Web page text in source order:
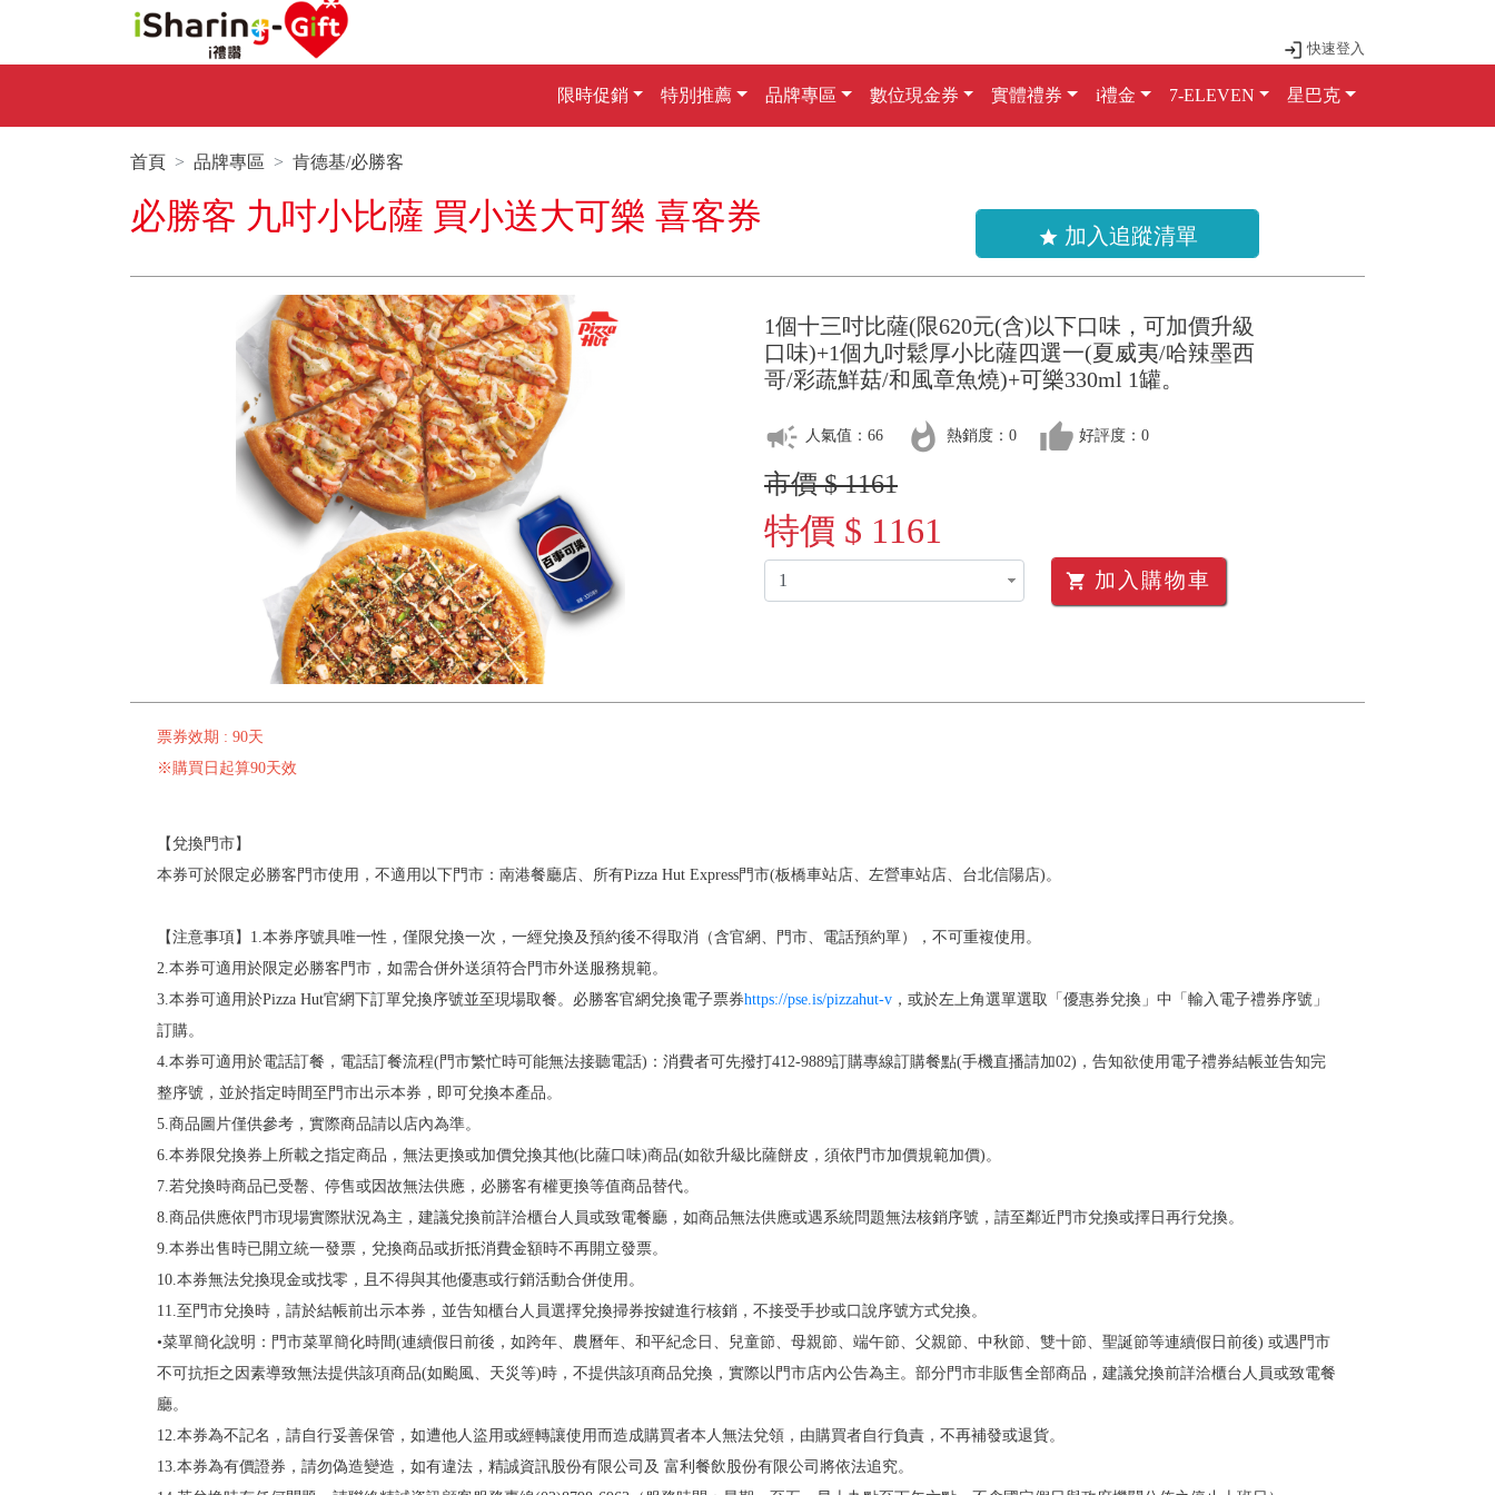
快速登入
限時促銷 特別推薦 品牌專區 數位現金券 實體禮券 i禮金 7-ELEVEN 星巴克
首頁 品牌專區 肯德基/必勝客
必勝客 九吋小比薩 買小送大可樂 喜客券
star 加入追蹤清單
1個十三吋比薩(限620元(含)以下口味，可加價升級
口味)+1個九吋鬆厚小比薩四選一(夏威夷/哈辣墨西
哥/彩蔬鮮菇/和風章魚燒)+可樂330ml 1罐。
campaign 人氣值：66 whatshot 熱銷度：0 thumb_up 好評度：0
市價 $ 1161
特價 $ 1161
shopping_cart 加入購物車
票券效期 : 90天
※購買日起算90天效
【兌換門市】
本券可於限定必勝客門市使用，不適用以下門市：南港餐廳店、所有Pizza Hut Express門市(板橋車站店、左營車站店、台北信陽店)。
【注意事項】1.本券序號具唯一性，僅限兌換一次，一經兌換及預約後不得取消（含官網、門市、電話預約單），不可重複使用。
2.本券可適用於限定必勝客門市，如需合併外送須符合門市外送服務規範。
3.本券可適用於Pizza Hut官網下訂單兌換序號並至現場取餐。必勝客官網兌換電子票券https://pse.is/pizzahut-v ，或於左上角選單選取「優惠券兌換」中「輸入電子禮券序號」
訂購。
4.本券可適用於電話訂餐，電話訂餐流程(門市繁忙時可能無法接聽電話)：消費者可先撥打412-9889訂購專線訂購餐點(手機直播請加02)，告知欲使用電子禮券結帳並告知完
整序號，並於指定時間至門市出示本券，即可兌換本產品。
5.商品圖片僅供參考，實際商品請以店內為準。
6.本券限兌換券上所載之指定商品，無法更換或加價兌換其他(比薩口味)商品(如欲升級比薩餅皮，須依門市加價規範加價)。
7.若兌換時商品已受罊、停售或因故無法供應，必勝客有權更換等值商品替代。
8.商品供應依門市現場實際狀況為主，建議兌換前詳洽櫃台人員或致電餐廳，如商品無法供應或遇系統問題無法核銷序號，請至鄰近門市兌換或擇日再行兌換。
9.本券出售時已開立統一發票，兌換商品或折抵消費金額時不再開立發票。
10.本券無法兌換現金或找零，且不得與其他優惠或行銷活動合併使用。
11.至門市兌換時，請於結帳前出示本券，並告知櫃台人員選擇兌換掃券按鍵進行核銷，不接受手抄或口說序號方式兌換。
•菜單簡化說明：門市菜單簡化時間(連續假日前後，如跨年、農曆年、和平紀念日、兒童節、母親節、端午節、父親節、中秋節、雙十節、聖誕節等連續假日前後) 或遇門市
不可抗拒之因素導致無法提供該項商品(如颱風、天災等)時，不提供該項商品兌換，實際以門市店內公告為主。部分門市非販售全部商品，建議兌換前詳洽櫃台人員或致電餐
廳。
12.本券為不記名，請自行妥善保管，如遭他人盜用或經轉讓使用而造成購買者本人無法兌領，由購買者自行負責，不再補發或退貨。
13.本券為有價證券，請勿偽造變造，如有違法，精誠資訊股份有限公司及 富利餐飲股份有限公司將依法追究。